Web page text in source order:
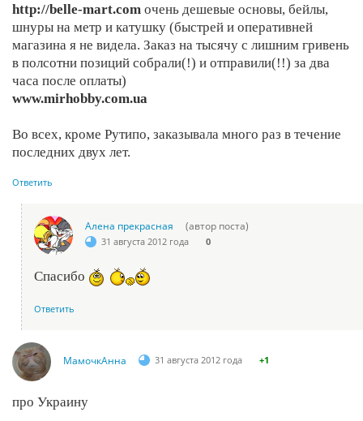
http://belle-mart.com очень дешевые основы, бейлы,
шнуры на метр и катушку (быстрей и оперативней
магазина я не видела. Заказ на тысячу с лишним гривень
в полсотни позиций собрали(!) и отправили(!!) за два
часа после оплаты)
www.mirhobby.com.ua
Во всех, кроме Рутипо, заказывала много раз в течение
последних двух лет.
Ответить
Алена прекрасная (автор поста)
31 августа 2012 года 0
Спасибо
Ответить
МамочкАнна 31 августа 2012 года +1
про Украину